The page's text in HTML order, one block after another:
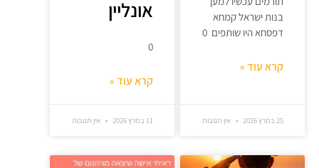
בנות ישראל קמחא
דפסחא היו שותפים 0
קרא עוד »
25 במרץ 2026 אין תגובות
אונליין
0
קרא עוד »
11 במרץ 2026 אין תגובות